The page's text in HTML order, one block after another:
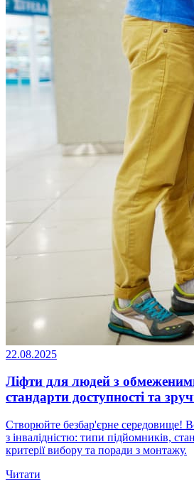
22.08.2025
Ліфти для людей з
стандарти доступності та
Створюйте безбар'єрне середовище!
з інвалідністю: типи підйомників,
критерії вибору та поради з монтажу.
Читати